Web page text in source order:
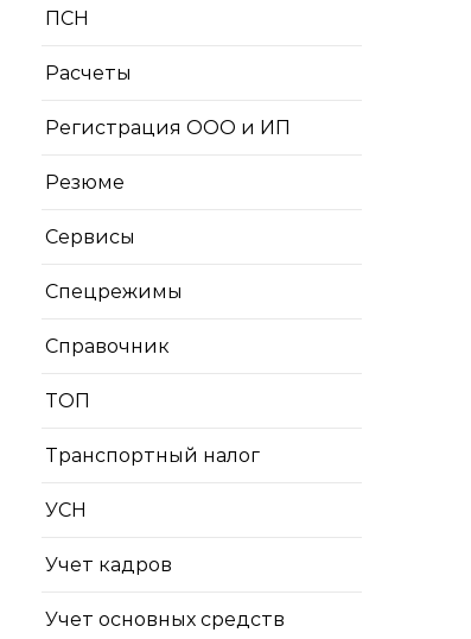
ПСН
Расчеты
Регистрация ООО и ИП
Резюме
Сервисы
Спецрежимы
Справочник
ТОП
Транспортный налог
УСН
Учет кадров
Учет основных средств